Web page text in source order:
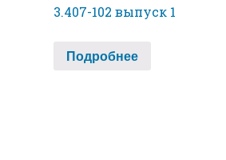
3.407-102 выпуск 1
Подробнее